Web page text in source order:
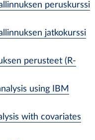
peruskurssi
jatkokurssi
perusteet (R-
using IBM
with covariates